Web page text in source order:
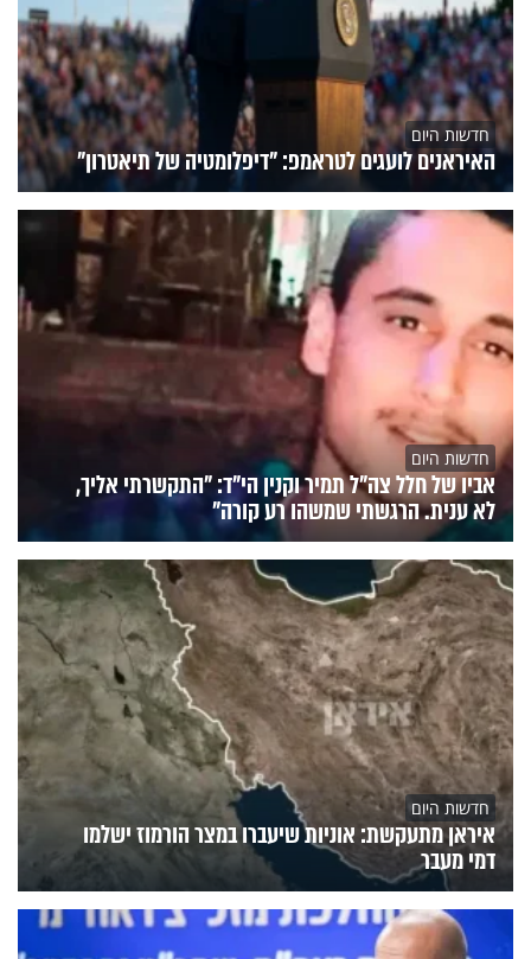
חדשות היום
האיראנים לועגים לטראמפ: "דיפלומטיה של תיאטרון"
חדשות היום
אביו של חלל צה"ל תמיר וקנין הי"ד: "התקשרתי אליך,
לא ענית. הרגשתי שמשהו רע קורה"
חדשות היום
איראן מתעקשת: אוניות שיעברו במצר הורמוז ישלמו
דמי מעבר